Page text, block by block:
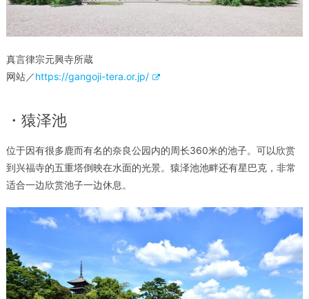
真言律宗元興寺所蔵
网站／https://gangoji-tera.or.jp/
・猿泽池
位于因有很多鹿而有名的奈良公园内的周长360米的池子。可以欣赏
到兴福寺的五重塔倒映在水面的光景。猿泽池池畔还有星巴克，非常
适合一边欣赏池子一边休息。